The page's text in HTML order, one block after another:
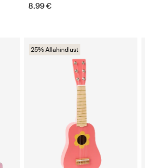
8.99 €
25% Allahindlust